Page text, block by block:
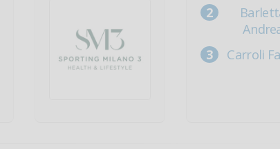
Carroli